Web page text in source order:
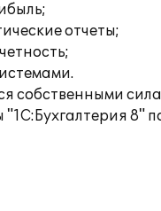
отчеты;
собственными
8"